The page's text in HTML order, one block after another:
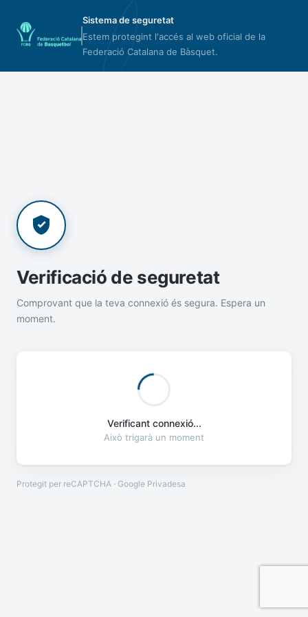
Sistema de seguretat
Estem protegint l'accés al web oficial de la
Federació Catalana de Bàsquet.
Verificació de seguretat
Comprovant que la teva connexió és segura. Espera un
moment.
Verificant connexió...
Això trigarà un moment
Protegit per reCAPTCHA · Google Privadesa